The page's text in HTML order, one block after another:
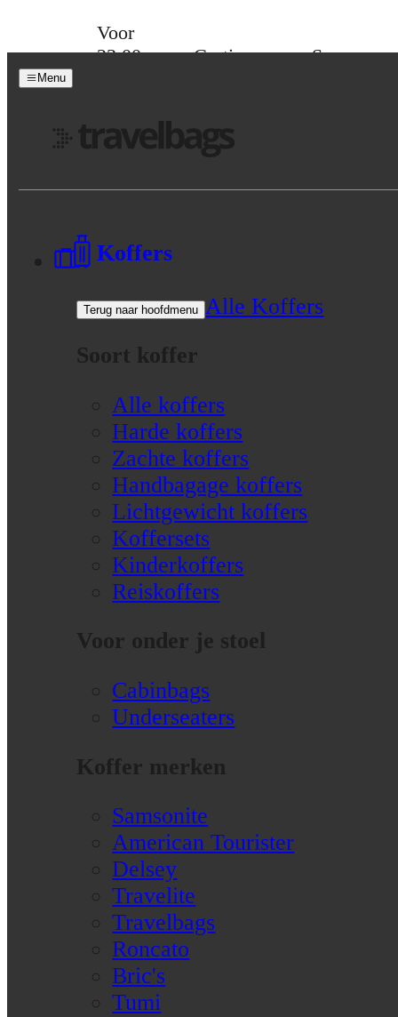
Voor
23:00
Gratis
Spaar
Menu
Koffers
Terug naar hoofdmenu
Alle Koffers
Soort koffer
Alle koffers
Harde koffers
Zachte koffers
Handbagage koffers
Lichtgewicht koffers
Koffersets
Kinderkoffers
Reiskoffers
Voor onder je stoel
Cabinbags
Underseaters
Koffer merken
Samsonite
American Tourister
Delsey
Travelite
Travelbags
Roncato
Bric's
Tumi